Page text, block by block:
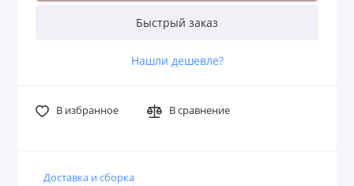
Быстрый заказ
Нашли дешевле?
В избранное В сравнение
Доставка и сборка